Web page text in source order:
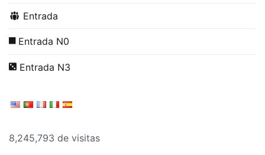
Entrada
Entrada N0
Entrada N3
8,245,793 de visitas